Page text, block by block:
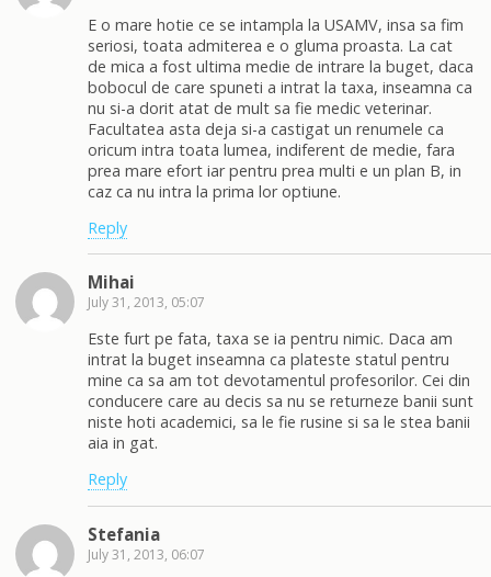
E o mare hotie ce se intampla la USAMV, insa sa fim
seriosi, toata admiterea e o gluma proasta. La cat
de mica a fost ultima medie de intrare la buget, daca
bobocul de care spuneti a intrat la taxa, inseamna ca
nu si-a dorit atat de mult sa fie medic veterinar.
Facultatea asta deja si-a castigat un renumele ca
oricum intra toata lumea, indiferent de medie, fara
prea mare efort iar pentru prea multi e un plan B, in
caz ca nu intra la prima lor optiune.
Reply
Mihai
July 31, 2013, 05:07
Este furt pe fata, taxa se ia pentru nimic. Daca am
intrat la buget inseamna ca plateste statul pentru
mine ca sa am tot devotamentul profesorilor. Cei din
conducere care au decis sa nu se returneze banii sunt
niste hoti academici, sa le fie rusine si sa le stea banii
aia in gat.
Reply
Stefania
July 31, 2013, 06:07